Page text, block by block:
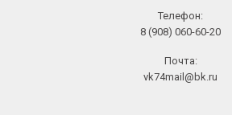
Телефон:
8 (908) 060-60-20
Почта:
vk74mail@bk.ru